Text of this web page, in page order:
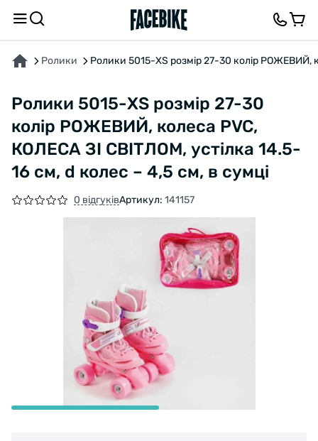
Ролики Ролики 5015-XS розмір 27-30 колір РОЖЕВИЙ,
Ролики 5015-XS розмір 27-30
колір РОЖЕВИЙ, колеса PVC,
КОЛЕСА ЗІ СВІТЛОМ, устілка 14.5-
16 см, d колес – 4,5 см, в сумці
0 відгуківАртикул: 141157
ПРО ТОВАР ХАРАКТЕРИСТИКИВІДГУКИ ТА ЗАПИТАННЯ